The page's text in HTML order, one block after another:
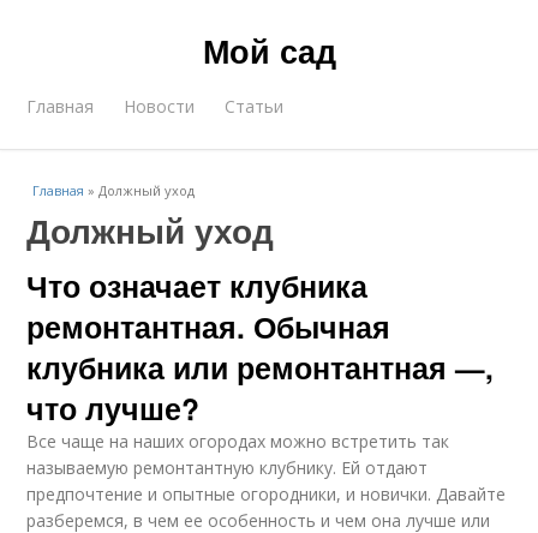
Мой сад
Главная Новости Статьи
Главная »Должный уход
Должный уход
Что означает клубника
ремонтантная. Обычная
клубника или ремонтантная —,
что лучше?
Все чаще на наших огородах можно встретить так
называемую ремонтантную клубнику. Ей отдают
предпочтение и опытные огородники, и новички. Давайте
разберемся, в чем ее особенность и чем она лучше или